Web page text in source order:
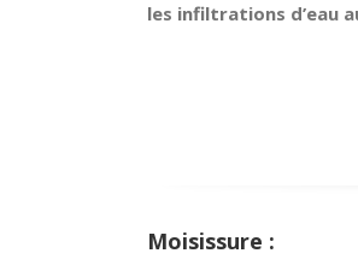
les infiltrations d’eau
Moisissure :